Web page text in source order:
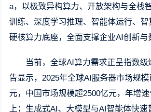
a，以极致异构算力、开放架构与全栈
训练、深度学习推理、智能体运行、
硬核算力底座，全面支撑企业AI创新与
当前，全球AI算力需求正呈指数级
告显示，2025年全球AI服务器市场规
元，中国市场规模超2500亿元，年增
上；生成式AI、大模型与AI智能体快速